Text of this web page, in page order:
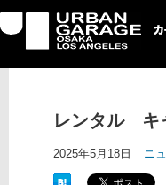
UG カーライ
レンタル キ
2025年5月18日 ニ